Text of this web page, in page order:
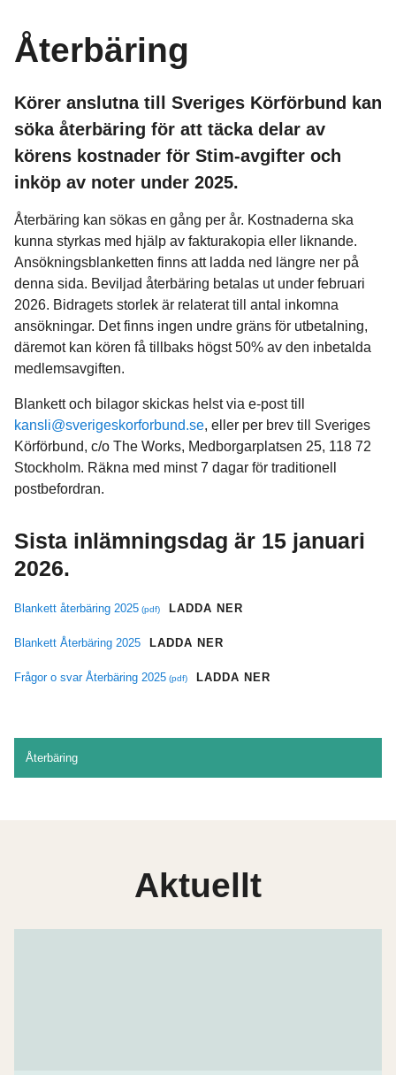
Återbäring
Körer anslutna till Sveriges Körförbund kan
söka återbäring för att täcka delar av
körens kostnader för Stim-avgifter och
inköp av noter under 2025.
Återbäring kan sökas en gång per år. Kostnaderna ska
kunna styrkas med hjälp av fakturakopia eller liknande.
Ansökningsblanketten finns att ladda ned längre ner på
denna sida. Beviljad återbäring betalas ut under februari
2026. Bidragets storlek är relaterat till antal inkomna
ansökningar. Det finns ingen undre gräns för utbetalning,
däremot kan kören få tillbaks högst 50% av den inbetalda
medlemsavgiften.
Blankett och bilagor skickas helst via e-post till
kansli@sverigeskorforbund.se, eller per brev till Sveriges
Körförbund, c/o The Works, Medborgarplatsen 25, 118 72
Stockholm. Räkna med minst 7 dagar för traditionell
postbefordran.
Sista inlämningsdag är 15 januari
2026.
Blankett återbäring 2025 LADDA NER
Blankett Återbäring 2025 LADDA NER
Frågor o svar Återbäring 2025 LADDA NER
Återbäring
Aktuellt